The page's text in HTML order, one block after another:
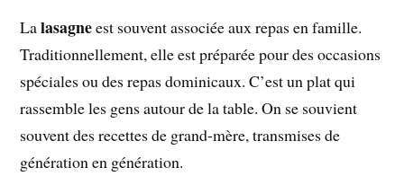
Lalasagneest souvent associée aux repas en famille.
Traditionnellement, elle est préparée pour des occasions
spéciales ou des repas dominicaux. C’est un plat qui
rassemble les gens autour de la table. On se souvient
souvent des recettes de grand-mère, transmises de
génération en génération.